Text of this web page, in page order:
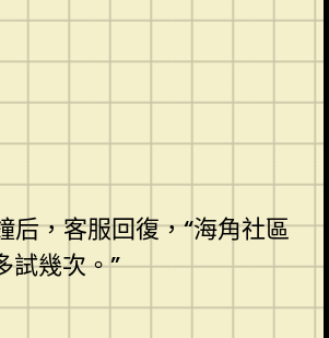
后，客服回復，“海角社區
試幾次。”